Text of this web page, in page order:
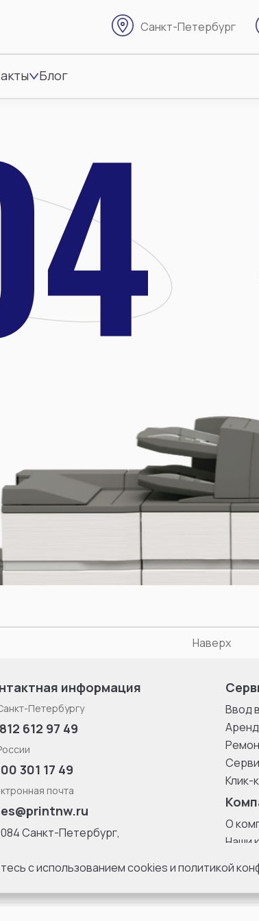
Санкт-Петербург
Блог
Наверх
информация
Петербургу
612 97 49
301 17 49
почта
Санкт-Петербург,
Б, офис 8 с 10:00 до
Ввод
Клик-
О
Наши
с использованием cookies и политикой